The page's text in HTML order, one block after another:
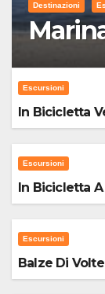
Destinazioni
Escursioni
In Bicicletta
Escursioni
In Bicicletta
Escursioni
Balze Di